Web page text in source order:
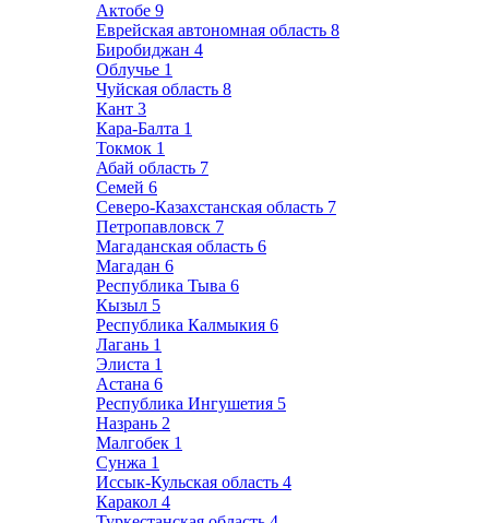
Актобе 9
Еврейская автономная область 8
Биробиджан 4
Облучье 1
Чуйская область 8
Кант 3
Кара-Балта 1
Токмок 1
Абай область 7
Семей 6
Северо-Казахстанская область 7
Петропавловск 7
Магаданская область 6
Магадан 6
Республика Тыва 6
Кызыл 5
Республика Калмыкия 6
Лагань 1
Элиста 1
Астана 6
Республика Ингушетия 5
Назрань 2
Малгобек 1
Сунжа 1
Иссык-Кульская область 4
Каракол 4